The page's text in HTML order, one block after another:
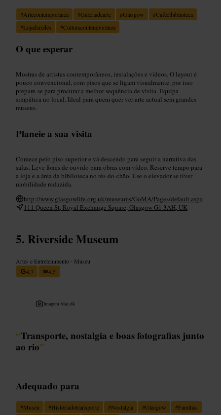
#Artecontemporânea #Galeriadearte #Glasgow #Caféelbiblioteca
#Lojaderedes #Culturacontemporânea
O que esperar
Mostras de artistas contemporâneos, instalações e vídeos. O layout é
pouco convencional, com pisos que se ligam visualmente, por isso
prepare‑se para procurar a melhor sequência de visita. Equipa
simpática no local. Ideal para quem quer ver arte actual sem grandes
museus.
Planeie a sua visita
Comece pelo piso superior e vá descendo para seguir a narrativa das
salas. Leve fones de ouvido para obras com vídeo. Reserve tempo para
a loja e a área da biblioteca no rés‑do‑chão. Use o elevador se tiver
mobilidade reduzida.
http://www.glasgowlife.org.uk/museums/GoMA/Pages/default.aspx
111 Queen St, Royal Exchange Square, Glasgow G1 3AH, UK
Riverside Museum
Artes e Entretenimento • Museu
4,7
4,5
Imagem /dac.dk
“Transporte, nostalgia e boas fotografias junto
ao rio”
Adequado para
#Museu #Históriadotransporte #Nostalgia #Glasgow #Famílias